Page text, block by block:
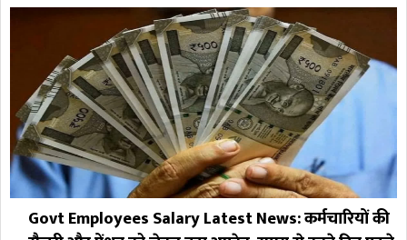
Govt Employees Salary Latest News: कर्मचारियों की